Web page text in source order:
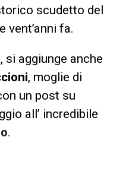
scudetto del
vent’anni fa.
si aggiunge anche
, moglie di
un post su
all’ incredibile
.